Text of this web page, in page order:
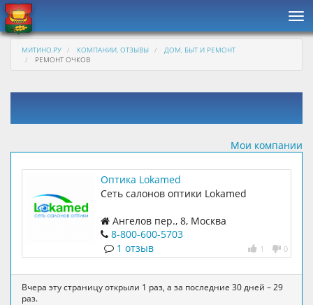
МИТИНО.РУ КОМПАНИИ, ОТЗЫВЫ
ДОМ, БЫТ И РЕМОНТ
РЕМОНТ ОЧКОВ
Мои компании
Оптика Lokamed
Сеть салонов оптики Lokamed
Ангелов пер., 8, Москва
8-800-600-5703
1 0
1 отзыв
Вчера эту страницу открыли 1 раз, а за последние 30 дней – 29
раз.